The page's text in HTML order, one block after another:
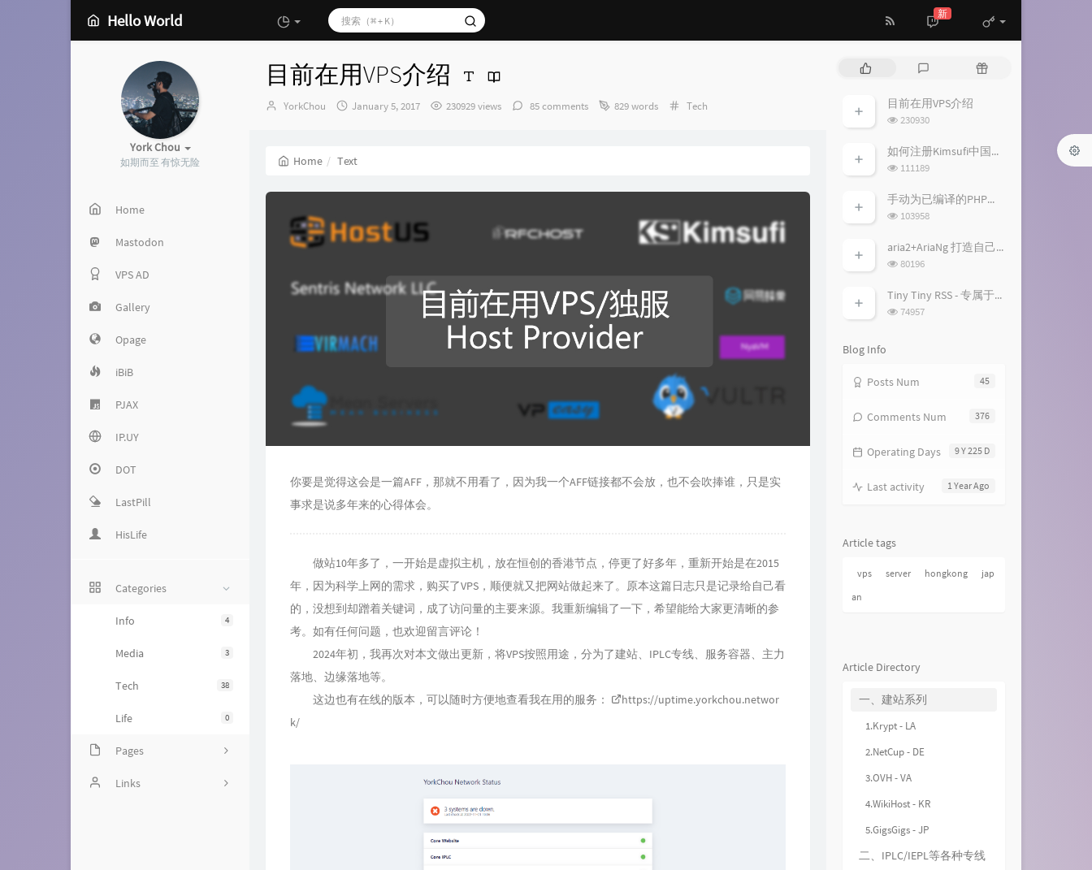
Hello World 新
York Chou
如期而至 有惊无险
Home
Mastodon
VPS AD
Gallery
Opage
iBiB
PJAX
IP.UY
DOT
LastPill
HisLife
Categories
4
Info
3
Media
38
Tech
0
Life
Pages
Guestbook
Links
目前在用VPS介绍
Author：
YorkChou
发
January 5, 2017 230929 views 85 comments 829 words Categories：
Tech
Home Text
你要是觉得这会是一篇AFF，那就不用看了，因为我一个AFF链接都不会放，也不会吹捧谁，只是实
事求是说多年来的心得体会。
做站10年多了，一开始是虚拟主机，放在恒创的香港节点，停更了好多年，重新开始是在2015
年，因为科学上网的需求，购买了VPS，顺便就又把网站做起来了。原本这篇日志只是记录给自己看
的，没想到却蹭着关键词，成了访问量的主要来源。我重新编辑了一下，希望能给大家更清晰的参
考。如有任何问题，也欢迎留言评论！
2024年初，我再次对本文做出更新，将VPS按照用途，分为了建站、IPLC专线、服务容器、主力
落地、边缘落地等。
这边也有在线的版本，可以随时方便地查看我在用的服务：
https://uptime.yorkchou.networ
k/
l
a
t
e
t
c
m
m
n
R
m
t
l
目前在用VPS介绍
浏
次
数:
230930
如何注册Kimsufi中国账户并免税购买特价独服
浏
次
数:
111189
手动为已编译的PHP加入fileinfo扩展模块
浏
次
103958
aria2+AriaNg 打造自己的离线下载/云播平台
浏
次
数:
80196
Tiny Tiny RSS - 专属于你的RSS服务
浏
74957
Blog Info
45
Posts Num
376
Comments Num
9 Y 225 D
Operating Days
1 Year Ago
Last activity
Article tags
vps server hongkong
jap
an
Article Directory
一、建站系列
1.Krypt - LA
2.NetCup - DE
3.OVH - VA
4.WikiHost - KR
5.GigsGigs - JP
二、IPLC/IEPL等各种专线